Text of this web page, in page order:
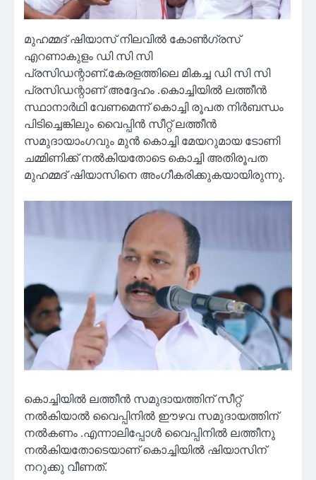
മുഹമ്മദ് ഷിയാസ് നിലവിൽ കോൺഗ്രസ്
എറണാകുളം ഡി സി സി
പ്രസിഡന്റാണ്.കേരളത്തിലെ മികച്ച ഡി സി സി
പ്രസിഡന്റാണ് അദ്ദേഹം .കൊച്ചിയിൽ ലത്തീൻ
സ്ഥാനാർഥി വേണമെന്ന് കൊച്ചി രൂപത നിർബന്ധം
പിടിച്ചെങ്കിലും വൈപ്പിൻ സീറ്റ് ലത്തീൻ
സമുദായാംഗവും മുൻ കൊച്ചി മേയറുമായ ടോണി
ചമ്മിണിക്ക് നൽകിയതോടെ കൊച്ചി അതിരൂപത
മുഹമ്മദ് ഷിയാസിനെ അംഗീകരിക്കുകയായിരുന്നു.
കൊച്ചിയിൽ ലത്തീൻ സമുദായത്തിന് സീറ്റ്
നൽകിയാൽ വൈപ്പിനിൽ ഈഴവ സമുദായത്തിന്
നൽകണം .എന്നാലിപ്പോൾ വൈപ്പിനിൽ ലത്തീനു
നൽകിയതോടെയാണ് കൊച്ചിയിൽ ഷിയാസിന്
നറുക്കു വീണത്.